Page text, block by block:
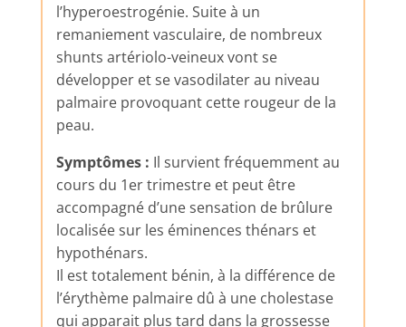
l’hyperoestrogénie. Suite à un
remaniement vasculaire, de nombreux
shunts artériolo-veineux vont se
développer et se vasodilater au niveau
palmaire provoquant cette rougeur de la
peau.
Symptômes : Il survient fréquemment au
cours du 1er trimestre et peut être
accompagné d’une sensation de brûlure
localisée sur les éminences thénars et
hypothénars.
Il est totalement bénin, à la différence de
l’érythème palmaire dû à une cholestase
qui apparait plus tard dans la grossesse